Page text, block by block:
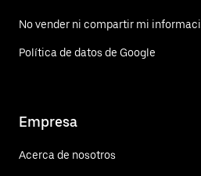
No vender ni compartir mi
Política de datos de Google
Empresa
Acerca de nosotros